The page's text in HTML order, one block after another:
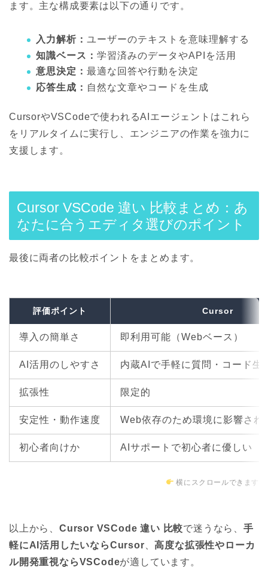
ます。主な構成要素は以下の通りです。
入力解析： ユーザーのテキストを意味理解する
知識ベース： 学習済みのデータやAPIを活用
意思決定： 最適な回答や行動を決定
応答生成： 自然な文章やコードを生成
CursorやVSCodeで使われるAIエージェントはこれら
をリアルタイムに実行し、エンジニアの作業を強力に
支援します。
Cursor VSCode 違い 比較まとめ：あ
なたに合うエディタ選びのポイント
最後に両者の比較ポイントをまとめます。
評価ポイント Cursor
導入の簡単さ 即利用可能（Webベース）
AI活用のしやすさ 内蔵AIで手軽に質問・コード生
拡張性 限定的
安定性・動作速度 Web依存のため環境に影響され
初心者向けか AIサポートで初心者に優しい
横にスクロールできます
以上から、 Cursor VSCode 違い 比較で迷うなら、手
軽にAI活用したいならCursor 、高度な拡張性やローカ
ル開発重視ならVSCodeが適しています。